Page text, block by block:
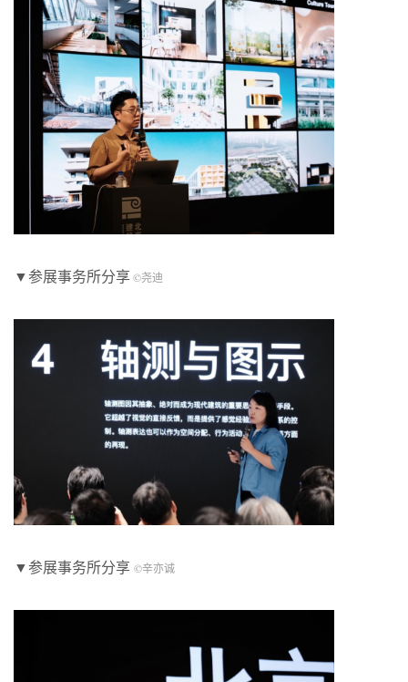
▼参展事务所分享©尧迪
▼参展事务所分享 ©辛亦诚